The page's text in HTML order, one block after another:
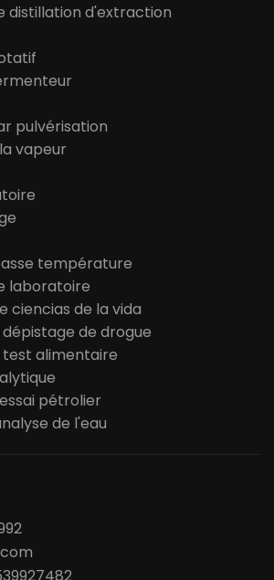
distillation d'extraction
pulvérisation
vapeur
température
laboratoire
ciencias de la vida
de drogue
alimentaire
pétrolier
de l'eau